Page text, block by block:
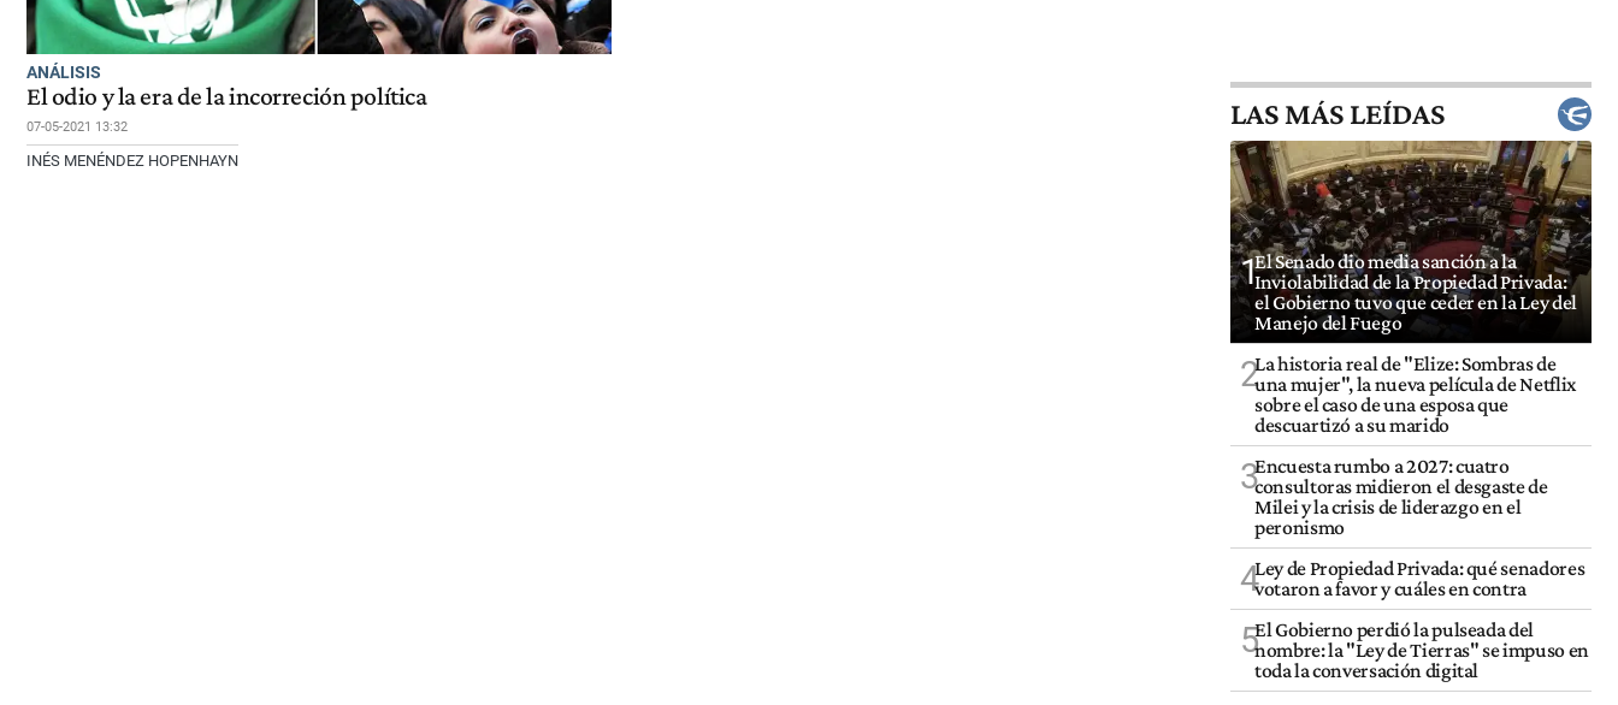
ANÁLISIS
El odio y la era de la incorreción política
07-05-2021 13:32
INÉS MENÉNDEZ HOPENHAYN
LAS MÁS LEÍDAS
1El Senado dio media sanción a la
Inviolabilidad de la Propiedad Privada:
el Gobierno tuvo que ceder en la Ley del
Manejo del Fuego
2La historia real de "Elize: Sombras de
una mujer", la nueva película de Netflix
sobre el caso de una esposa que
descuartizó a su marido
3Encuesta rumbo a 2027: cuatro
consultoras midieron el desgaste de
Milei y la crisis de liderazgo en el
peronismo
4Ley de Propiedad Privada: qué senadores
votaron a favor y cuáles en contra
5El Gobierno perdió la pulseada del
nombre: la "Ley de Tierras" se impuso en
toda la conversación digital